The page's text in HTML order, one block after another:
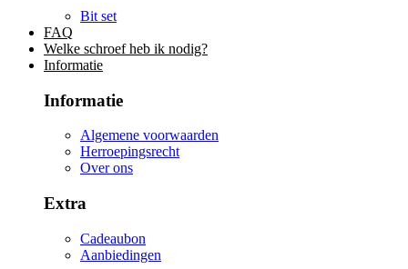
Bit set
FAQ
Welke schroef heb ik nodig?
Informatie
Informatie
Algemene voorwaarden
Herroepingsrecht
Over ons
Extra
Cadeaubon
Aanbiedingen